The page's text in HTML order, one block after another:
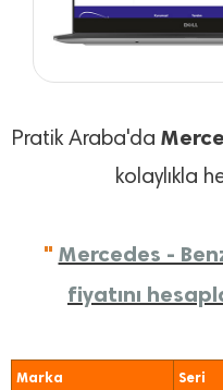
Pratik Araba'da
kolaylıkla
" Mercedes -
fiyatını
Marka Seri